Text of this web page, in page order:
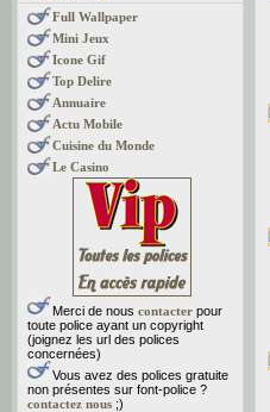
Full Wallpaper
Mini Jeux
Icone Gif
Top Delire
Annuaire
Actu Mobile
Cuisine du Monde
Le Casino
Merci de nous contacter pour
toute police ayant un copyright
(joignez les url des polices
concernées)
Vous avez des polices gratuite
non présentes sur font-police ?
contactez nous ;)